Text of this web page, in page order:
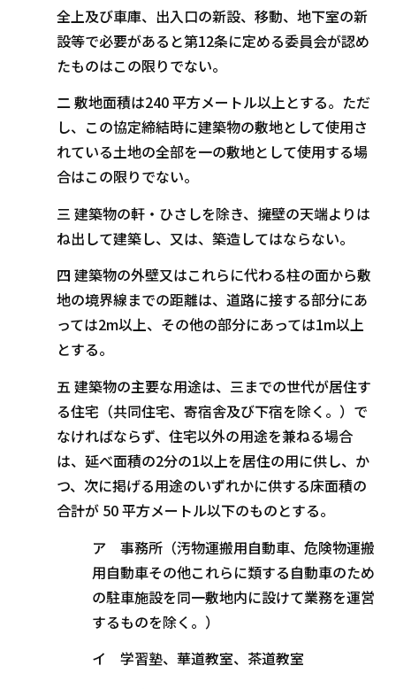
全上及び車庫、出入口の新設、移動、地下室の新
設等で必要があると第12条に定める委員会が認め
たものはこの限りでない。
二 敷地面積は240 平方メートル以上とする。ただ
し、この協定締結時に建築物の敷地として使用さ
れている土地の全部を一の敷地として使用する場
合はこの限りでない。
三 建築物の軒・ひさしを除き、擁壁の天端よりは
ね出して建築し、又は、築造してはならない。
四 建築物の外壁又はこれらに代わる柱の面から敷
地の境界線までの距離は、道路に接する部分にあ
っては2m以上、その他の部分にあっては1m以上
とする。
五 建築物の主要な用途は、三までの世代が居住す
る住宅（共同住宅、寄宿舎及び下宿を除く。）で
なければならず、住宅以外の用途を兼ねる場合
は、延べ面積の2分の1以上を居住の用に供し、か
つ、次に掲げる用途のいずれかに供する床面積の
合計が 50 平方メートル以下のものとする。
ア 事務所（汚物運搬用自動車、危険物運搬
用自動車その他これらに類する自動車のため
の駐車施設を同一敷地内に設けて業務を運営
するものを除く。）
イ 学習塾、華道教室、茶道教室